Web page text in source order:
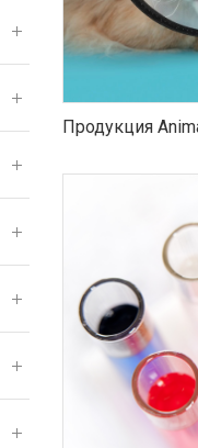
Продукция